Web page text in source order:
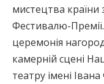
мистецтва країни
Фестивалю-
церемонія
камерній сцені
театру імені